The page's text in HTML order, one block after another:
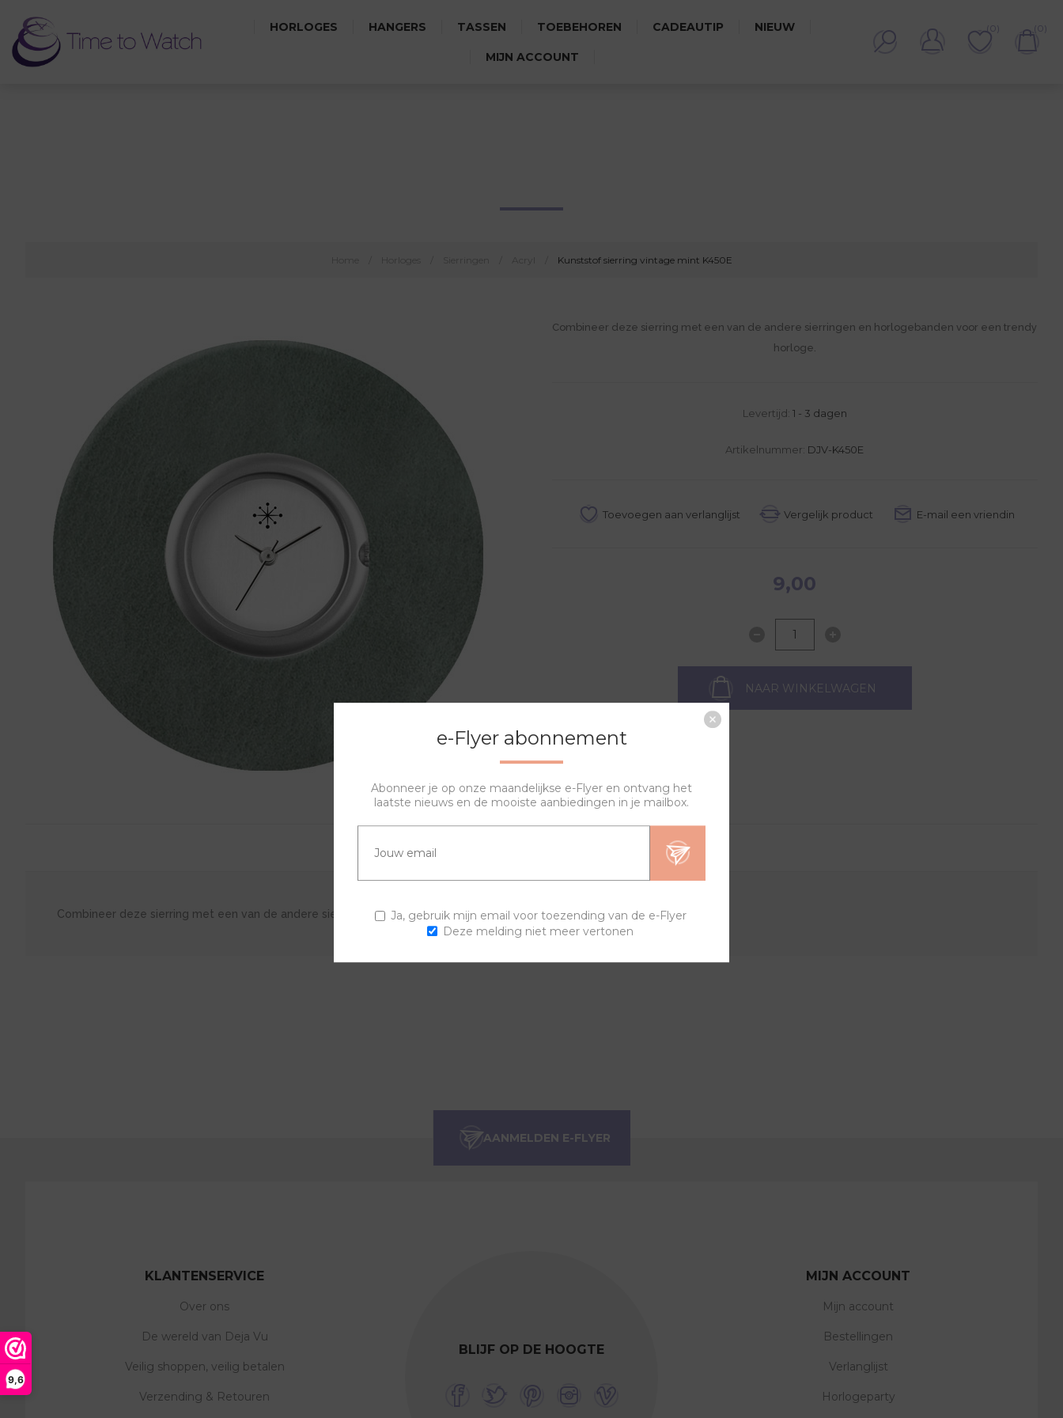
9,6
HORLOGES HANGERS TASSEN TOEBEHOREN CADEAUTIP NIEUW
MIJN ACCOUNT
(0) (0)
Kunststof sierring vintage mint K450E
Combineer deze sierring met een van de andere sierringen en horlogebanden voor een trendy
horloge.
Levertijd: 1 - 3 dagen
Artikelnummer: DJV-K450E
9,00
NAAR WINKELWAGEN
OVERZICHT VRAGEN?
Combineer deze sierring met een van de andere sierringen en horlogebanden voor een trendy horloge.
BLIJF OP DE HOOGTE
KLANTENSERVICE
Over ons
De wereld van Deja Vu
Veilig shoppen, veilig betalen
Verzending & Retouren
MIJN ACCOUNT
Mijn account
Bestellingen
Verlanglijst
Horlogeparty
e-Flyer abonnement
Abonneer je op onze maandelijkse e-Flyer en ontvang het
laatste nieuws en de mooiste aanbiedingen in je mailbox.
Ja, gebruik mijn email voor toezending van de e-Flyer
Deze melding niet meer vertonen